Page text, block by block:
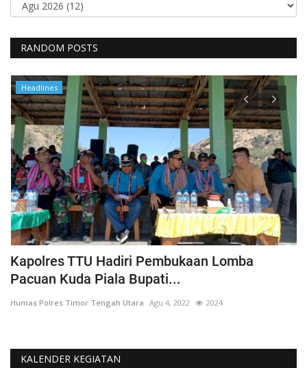
RANDOM POSTS
Headlines
Kapolres TTU Hadiri Pembukaan Lomba
Pacuan Kuda Piala Bupati...
Humas Polres Timor Tengah Utara Agu 4, 2022 2024
KALENDER KEGIATAN